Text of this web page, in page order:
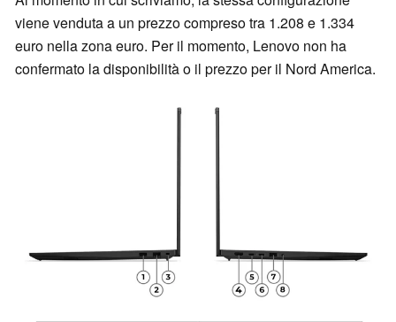
viene venduta a un prezzo compreso tra 1.208 e 1.334
euro nella zona euro. Per il momento, Lenovo non ha
confermato la disponibilità o il prezzo per il Nord America.